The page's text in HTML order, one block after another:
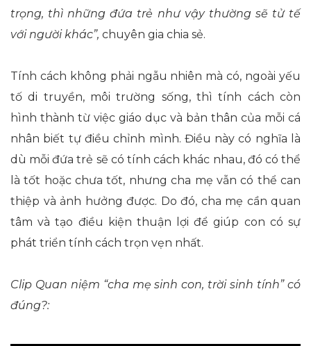
trọng, thì những đứa trẻ như vậy thường sẽ tửtế
với người khác”, chuyên gia chia sẻ.
Tính cách không phải ngẫu nhiên mà có, ngoài yếu
tố di truyền, môi trường sống, thì tính cách còn
hình thành từ việc giáo dục và bản thân của mỗi cá
nhân biết tự điều chỉnh mình. Điều này có nghĩa là
dù mỗi đứa trẻ sẽ có tính cách khác nhau, đó có thể
là tốt hoặc chưa tốt, nhưng cha mẹ vẫn có thể can
thiệp và ảnh hưởng được. Do đó, cha mẹ cần quan
tâm và tạo điều kiện thuận lợi để giúp con có sự
phát triển tính cách trọn vẹn nhất.
Clip Quan niệm “cha mẹ sinh con, trời sinh tính” có
đúng?: